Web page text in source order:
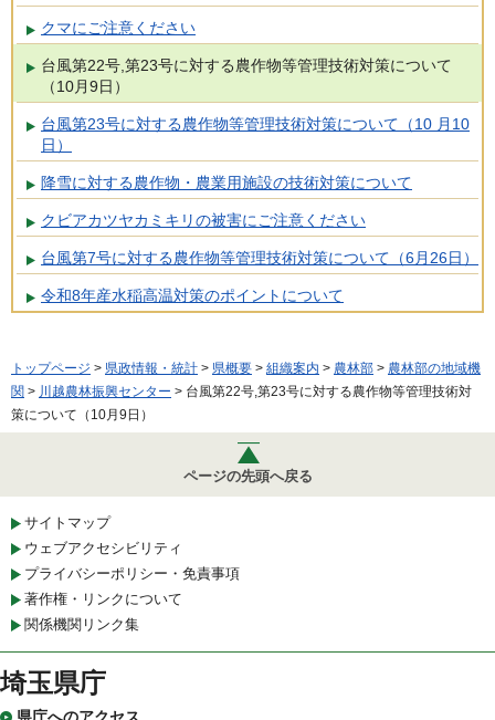
クマにご注意ください
台風第22号,第23号に対する農作物等管理技術対策について
（10月9日）
台風第23号に対する農作物等管理技術対策について（10 月10
日）
降雪に対する農作物・農業用施設の技術対策について
クビアカツヤカミキリの被害にご注意ください
台風第7号に対する農作物等管理技術対策について（6月26日）
令和8年産水稲高温対策のポイントについて
トップページ > 県政情報・統計 > 県概要 > 組織案内 > 農林部 > 農林部の地域機
関 > 川越農林振興センター > 台風第22号,第23号に対する農作物等管理技術対
策について（10月9日）
ページの先頭へ戻る
サイトマップ
ウェブアクセシビリティ
プライバシーポリシー・免責事項
著作権・リンクについて
関係機関リンク集
埼玉県庁
県庁へのアクセス